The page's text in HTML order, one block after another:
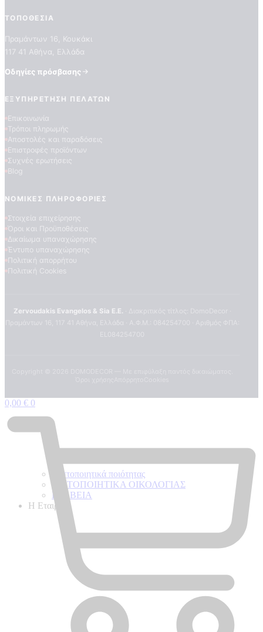
Home
Πιστοποιητικά ποιότητας
ΠΙΣΤΟΠΟΙΗΤΙΚΑ ΟΙΚΟΛΟΓΙΑΣ
ΒΡΑΒΕΙΑ
Η Εταιρεια
ΤΟΠΟΘΕΣΊΑ
Πραμάντων 16, Κουκάκι
117 41 Αθήνα, Ελλάδα
Οδηγίες πρόσβασης
ΕΞΥΠΗΡΈΤΗΣΗ ΠΕΛΑΤΏΝ
Επικοινωνία
Τρόποι πληρωμής
Αποστολές και παραδόσεις
Επιστροφές προϊόντων
Συχνές ερωτήσεις
Blog
ΝΟΜΙΚΈΣ ΠΛΗΡΟΦΟΡΊΕΣ
Στοιχεία επιχείρησης
Όροι και Προϋποθέσεις
Δικαίωμα υπαναχώρησης
Έντυπο υπαναχώρησης
Πολιτική απορρήτου
Πολιτική Cookies
Zervoudakis Evangelos & Sia E.E.
0,00 € 0